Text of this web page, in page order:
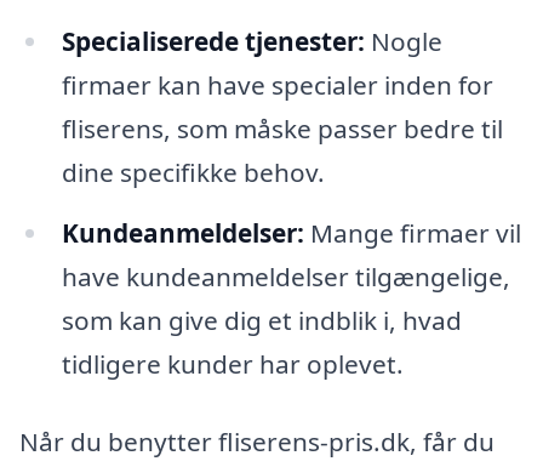
Specialiserede tjenester: Nogle
firmaer kan have specialer inden for
fliserens, som måske passer bedre til
dine specifikke behov.
Kundeanmeldelser: Mange firmaer vil
have kundeanmeldelser tilgængelige,
som kan give dig et indblik i, hvad
tidligere kunder har oplevet.
Når du benytter fliserens-pris.dk, får du